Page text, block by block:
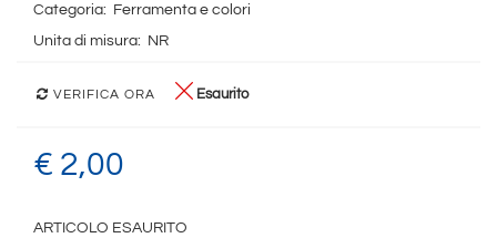
Categoria:
Ferramenta e colori
Unita di misura:
NR
VERIFICA ORA Esaurito
€ 2,00
ARTICOLO ESAURITO